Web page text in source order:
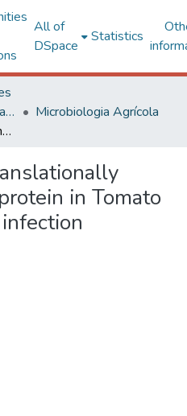
All of
DSpace
Statistics
Ciências Biológicas e da Saúde
Microbiologia Agrícola
Involvement of Translationally controlled tumor protein in Tomato yellow spot virus infection
in Tomato